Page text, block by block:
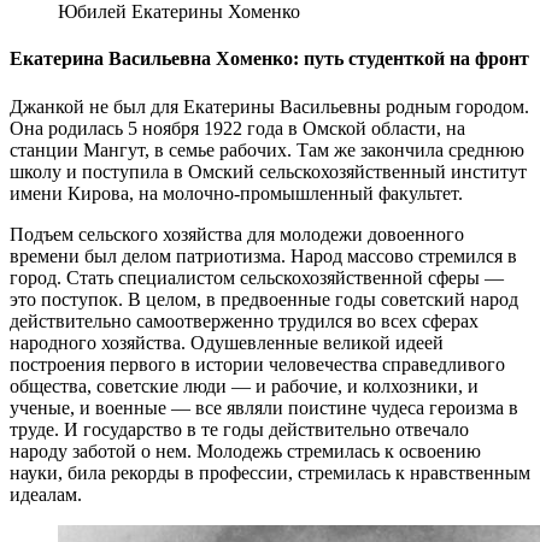
Юбилей Екатерины Хоменко
Екатерина Васильевна Хоменко: путь студенткой на фронт
Джанкой не был для Екатерины Васильевны родным городом.
Она родилась 5 ноября 1922 года в Омской области, на
станции Мангут, в семье рабочих. Там же закончила среднюю
школу и поступила в Омский сельскохозяйственный институт
имени Кирова, на молочно-промышленный факультет.
Подъем сельского хозяйства для молодежи довоенного
времени был делом патриотизма. Народ массово стремился в
город. Стать специалистом сельскохозяйственной сферы —
это поступок. В целом, в предвоенные годы советский народ
действительно самоотверженно трудился во всех сферах
народного хозяйства. Одушевленные великой идеей
построения первого в истории человечества справедливого
общества, советские люди — и рабочие, и колхозники, и
ученые, и военные — все являли поистине чудеса героизма в
труде. И государство в те годы действительно отвечало
народу заботой о нем. Молодежь стремилась к освоению
науки, била рекорды в профессии, стремилась к нравственным
идеалам.